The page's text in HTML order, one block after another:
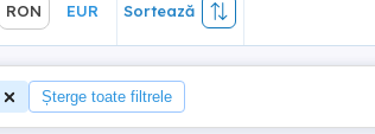
RON EUR Sortează
Șterge toate filtrele